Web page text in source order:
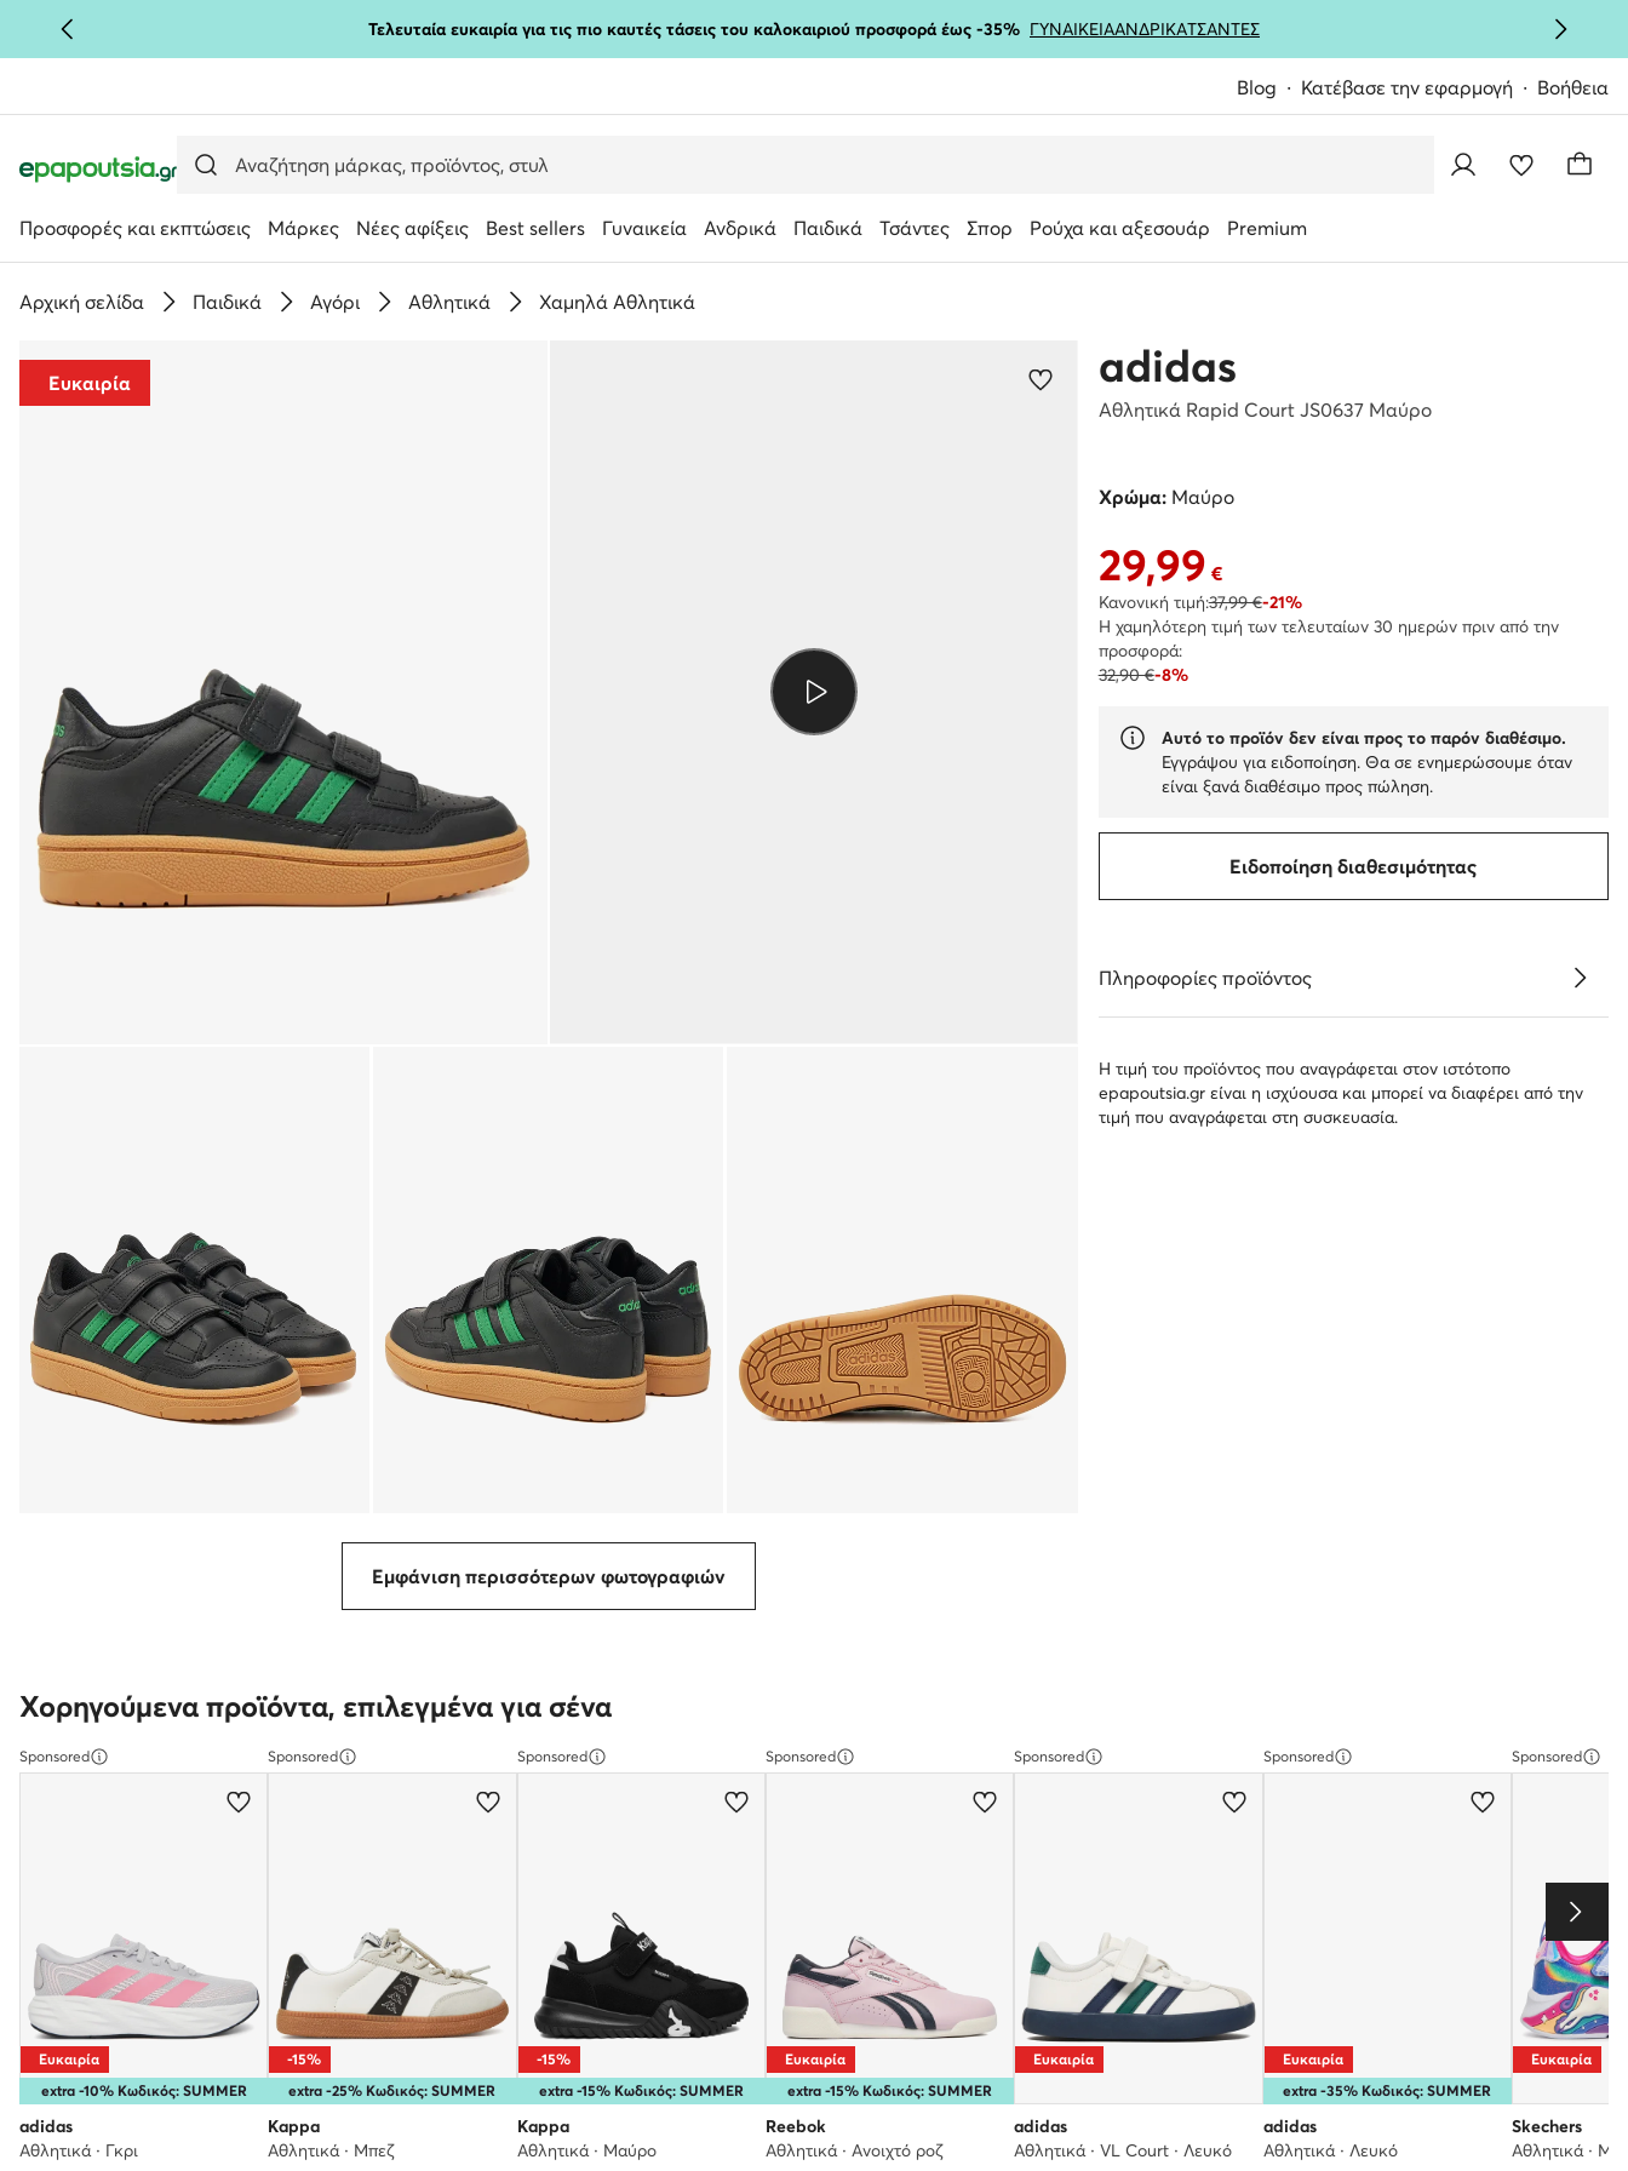
ΜΕΤΆΒΑΣΗ ΣΤΟ ΚΎΡΙΟ ΠΕΡΙΕΧΌΜΕΝΟΤελευταία ευκαιρία για τις πιο καυτές τάσεις του καλοκαιριού προσφορά έως -35% ΓΥΝΑΙΚΕΙΑΑΝΔΡΙΚΑΤΣΑΝΤΕΣ
Blog Κατέβασε την εφαρμογή Βοήθεια
Προσφορές και εκπτώσεις Μάρκες Νέες αφίξεις Best sellers Γυναικεία Ανδρικά Παιδικά Τσάντες Σπορ Ρούχα και αξεσουάρ Premium
Αρχική σελίδα Παιδικά Αγόρι Αθλητικά Χαμηλά Αθλητικά
Εμφάνιση περισσότερων φωτογραφιών
Ευκαιρία adidas
Αθλητικά Rapid Court JS0637 Μαύρο
Χρώμα:Μαύρο
Τρέχουσα τιμή 29,99 €
29,99 €
Κανονική τιμή:37,99 €-21%
Η χαμηλότερη τιμή των τελευταίων 30 ημερών πριν από την
προσφορά:
32,90 €-8%
Αυτό το προϊόν δεν είναι προς το παρόν διαθέσιμο.
Εγγράψου για ειδοποίηση. Θα σε ενημερώσουμε όταν
είναι ξανά διαθέσιμο προς πώληση.
Ειδοποίηση διαθεσιμότητας
Πληροφορίες προϊόντος
Η τιμή του προϊόντος που αναγράφεται στον ιστότοπο
epapoutsia.gr είναι η ισχύουσα και μπορεί να διαφέρει από την
τιμή που αναγράφεται στη συσκευασία.
Χορηγούμενα προϊόντα, επιλεγμένα για σένα
Sponsored
extra -10% Κωδικός: SUMMER
Ευκαιρία
adidas
Αθλητικά · Γκρι
Sponsored
extra -25% Κωδικός: SUMMER
-15%
Kappa
Αθλητικά · Μπεζ
Sponsored
extra -15% Κωδικός: SUMMER
-15%
Kappa
Αθλητικά · Μαύρο
Sponsored
extra -15% Κωδικός: SUMMER
Ευκαιρία
Reebok
Αθλητικά · Ανοιχτό ροζ
Sponsored
Ευκαιρία
adidas
Αθλητικά · VL Court · Λευκό
Sponsored
extra -35% Κωδικός: SUMMER
Ευκαιρία
adidas
Αθλητικά · Λευκό
Sponsored
Ευκαιρία
Skechers
Αθλητικά ·